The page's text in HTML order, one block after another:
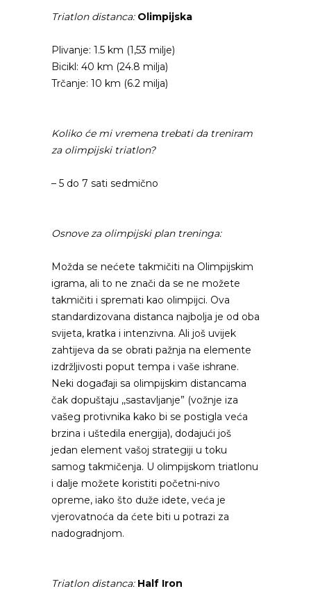
Triatlon distanca: Olimpijska
Plivanje: 1.5 km (1,53 milje)
Bicikl: 40 km (24.8 milja)
Trčanje: 10 km (6.2 milja)
Koliko će mi vremena trebati da treniram
za olimpijski triatlon?
– 5 do 7 sati sedmično
Osnove za olimpijski plan treninga:
Možda se nećete takmičiti na Olimpijskim
igrama, ali to ne znači da se ne možete
takmičiti i spremati kao olimpijci. Ova
standardizovana distanca najbolja je od oba
svijeta, kratka i intenzivna. Ali još uvijek
zahtijeva da se obrati pažnja na elemente
izdržljivosti poput tempa i vaše ishrane.
Neki događaji sa olimpijskim distancama
čak dopuštaju ,,sastavljanje” (vožnje iza
vašeg protivnika kako bi se postigla veća
brzina i uštedila energija), dodajući još
jedan element vašoj strategiji u toku
samog takmičenja. U olimpijskom triatlonu
i dalje možete koristiti početni-nivo
opreme, iako što duže idete, veća je
vjerovatnoća da ćete biti u potrazi za
nadogradnjom.
Triatlon distanca: Half Iron